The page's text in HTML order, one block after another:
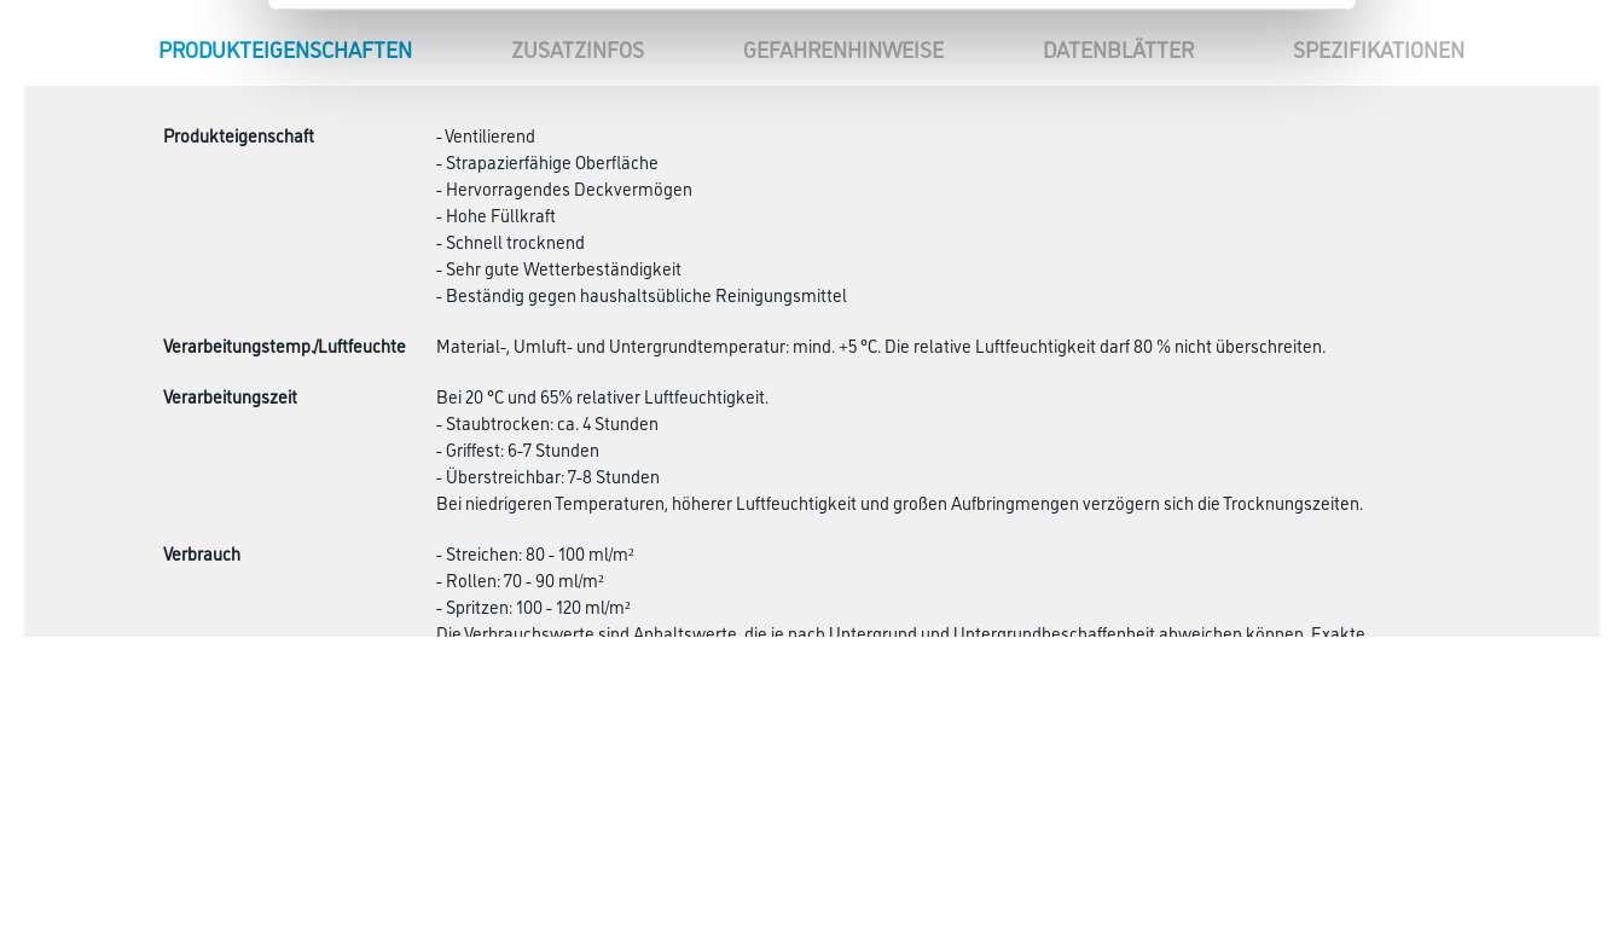
CURRENT
PRODUKTEIGENSCHAFTEN ZUSATZINFOS GEFAHRENHINWEISE DATENBLÄTTER SPEZIFIKATIONEN
Produkteigenschaft
- Ventilierend
- Strapazierfähige Oberfläche
- Hervorragendes Deckvermögen
- Hohe Füllkraft
- Schnell trocknend
- Sehr gute Wetterbeständigkeit
- Beständig gegen haushaltsübliche Reinigungsmittel
Verarbeitungstemp./Luftfeuchte
Material-, Umluft- und Untergrundtemperatur: mind. +5 °C. Die relative Luftfeuchtigkeit darf 80 % nicht überschreiten.
Verarbeitungszeit
Bei 20 °C und 65% relativer Luftfeuchtigkeit.
- Staubtrocken: ca. 4 Stunden
- Griffest: 6-7 Stunden
- Überstreichbar: 7-8 Stunden
Bei niedrigeren Temperaturen, höherer Luftfeuchtigkeit und großen Aufbringmengen verzögern sich die Trocknungszeiten.
Verbrauch
- Streichen: 80 - 100 ml/m²
- Rollen: 70 - 90 ml/m²
- Spritzen: 100 - 120 ml/m²
Die Verbrauchswerte sind Anhaltswerte, die je nach Untergrund und Untergrundbeschaffenheit abweichen können. Exakte